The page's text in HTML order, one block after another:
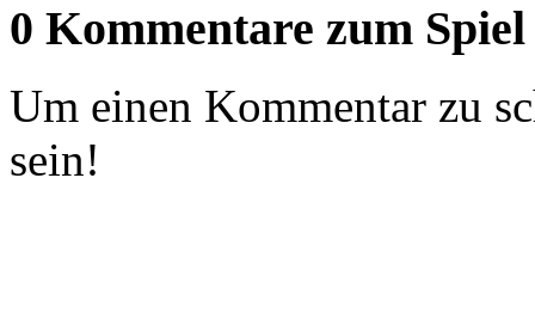
0 Kommentare zum Spiel
Um einen Kommentar zu
sein!